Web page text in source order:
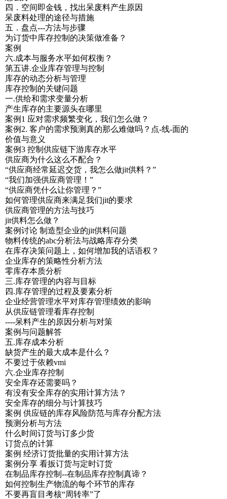
四．空间即金钱，找出呆废料产生原因
呆废料处理的途径与措施
五．盘点---方法与步骤
为订货中库存控制的决策做准备？
案例
六.成本与服务水平如何权衡？
第五讲.企业库存管理与控制
库存的动态分析与管理
库存控制的关键问题
一.供给和需求变量分析
产生库存的主要源头在哪里
案例1 应对需求频繁变化，我们怎么做？
案例2. 客户的需求预测真的那么难做吗？点-线-面的
价值与意义
案例3 控制供应链下游库存水平
供应商为什么这么不配合？
“供应商经常延迟交货，我怎么做jit供料？”
“我们加强供应商管理！”
“供应商凭什么让你管理？”
如何管理供应商来满足我们jit的要求
供应商管理的方法与技巧
jit供料怎么做？
案例讨论 制造型企业的jit供料问题
物料传统的abc分析法与战略库存分类
在库存决策问题上，如何增加我的话语权？
企业库存的策略性分析方法
零库存本质分析
三.库存管理的内容与目标
四.库存管理的过程及要素分析
企业经营管理水平对库存管理绩效的影响
从供应链管理看库存控制
----呆料产生的原因分析与对策
案例与问题解答
五.库存成本分析
缺货产生的最大成本是什么？
不要过于依赖vmi
六.企业库存控制
安全库存还需要吗？
有没有安全库存的实用计算方法？
安全库存的细分与计算技巧
案例 供应链的库存风险防范与库存分配方法
预测分析与方法
什么时间订货与订多少货
订货点的计算
案例 经济订货批量的实用计算方法
案例分享 看扳订货与定时订货
在制品库存控制--在制品库存控制真谛？
如何控制生产物流的每个环节的库存
不要再盲目考核“周转率”了